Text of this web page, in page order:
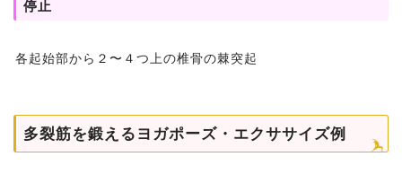
停止
各起始部から２〜４つ上の椎骨の棘突起
多裂筋を鍛えるヨガポーズ・エクササイズ例